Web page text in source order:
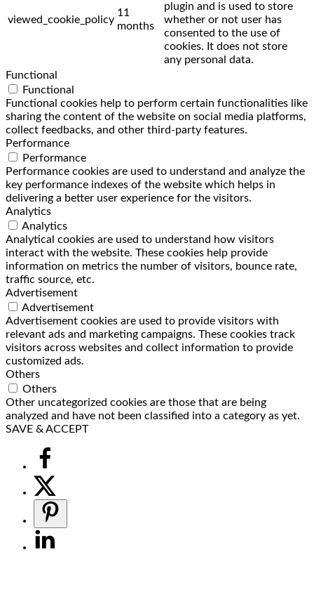
viewed_cookie_policy
11
months
plugin and is used to store
whether or not user has
consented to the use of
cookies. It does not store
any personal data.
Functional
Functional
Functional cookies help to perform certain functionalities like
sharing the content of the website on social media platforms,
collect feedbacks, and other third-party features.
Performance
Performance
Performance cookies are used to understand and analyze the
key performance indexes of the website which helps in
delivering a better user experience for the visitors.
Analytics
Analytics
Analytical cookies are used to understand how visitors
interact with the website. These cookies help provide
information on metrics the number of visitors, bounce rate,
traffic source, etc.
Advertisement
Advertisement
Advertisement cookies are used to provide visitors with
relevant ads and marketing campaigns. These cookies track
visitors across websites and collect information to provide
customized ads.
Others
Others
Other uncategorized cookies are those that are being
analyzed and have not been classified into a category as yet.
SAVE & ACCEPT